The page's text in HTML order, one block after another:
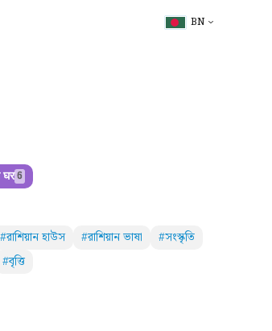
BN
6
#রাশিয়ান হাউস #রাশিয়ান ভাষা
#সংস্কৃতি
#বৃত্তি